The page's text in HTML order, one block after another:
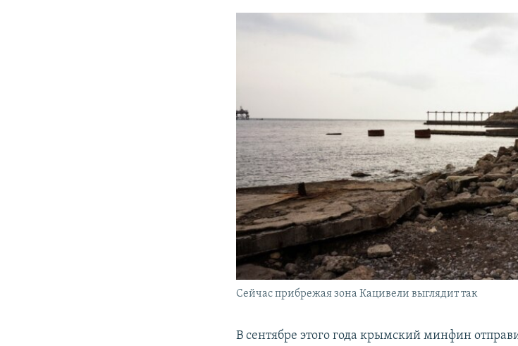
Сейчас прибрежая зона Кацивели выглядит так
В сентябре этого года крымский минфин